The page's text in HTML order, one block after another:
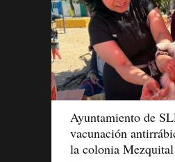
Ayuntamiento de
vacunación
la colonia Mezquital